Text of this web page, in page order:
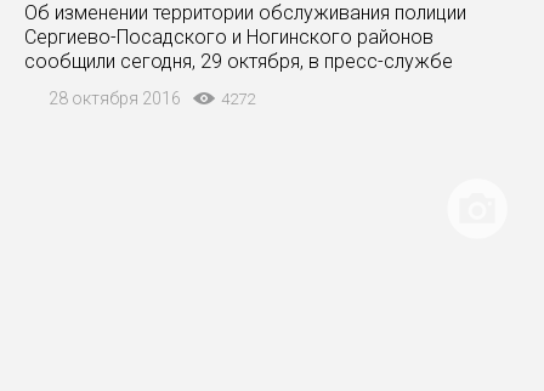
Об изменении территории обслуживания полиции
Сергиево-Посадского и Ногинского районов
сообщили сегодня, 29 октября, в пресс-службе
ГУМВД региона. Так, территория г.п. Сергиев Посад –
7, ранее обслуживаемая МУ МВД России «Власиха», с
28 октября 2016 4272